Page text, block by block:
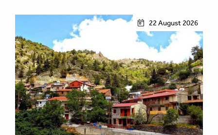
22 August 2026